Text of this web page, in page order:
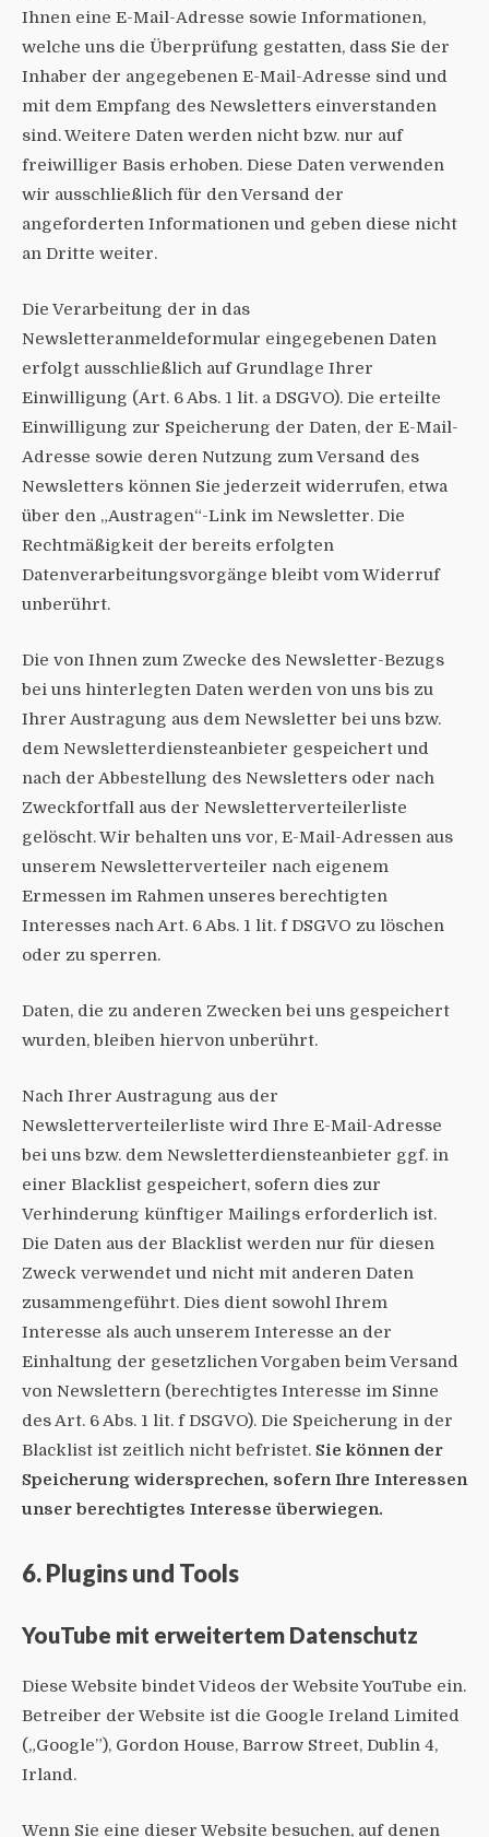
Ihnen eine E-Mail-Adresse sowie Informationen,
welche uns die Überprüfung gestatten, dass Sie der
Inhaber der angegebenen E-Mail-Adresse sind und
mit dem Empfang des Newsletters einverstanden
sind. Weitere Daten werden nicht bzw. nur auf
freiwilliger Basis erhoben. Diese Daten verwenden
wir ausschließlich für den Versand der
angeforderten Informationen und geben diese nicht
an Dritte weiter.
Die Verarbeitung der in das
Newsletteranmeldeformular eingegebenen Daten
erfolgt ausschließlich auf Grundlage Ihrer
Einwilligung (Art. 6 Abs. 1 lit. a DSGVO). Die erteilte
Einwilligung zur Speicherung der Daten, der E-Mail-
Adresse sowie deren Nutzung zum Versand des
Newsletters können Sie jederzeit widerrufen, etwa
über den „Austragen“-Link im Newsletter. Die
Rechtmäßigkeit der bereits erfolgten
Datenverarbeitungsvorgänge bleibt vom Widerruf
unberührt.
Die von Ihnen zum Zwecke des Newsletter-Bezugs
bei uns hinterlegten Daten werden von uns bis zu
Ihrer Austragung aus dem Newsletter bei uns bzw.
dem Newsletterdiensteanbieter gespeichert und
nach der Abbestellung des Newsletters oder nach
Zweckfortfall aus der Newsletterverteilerliste
gelöscht. Wir behalten uns vor, E-Mail-Adressen aus
unserem Newsletterverteiler nach eigenem
Ermessen im Rahmen unseres berechtigten
Interesses nach Art. 6 Abs. 1 lit. f DSGVO zu löschen
oder zu sperren.
Daten, die zu anderen Zwecken bei uns gespeichert
wurden, bleiben hiervon unberührt.
Nach Ihrer Austragung aus der
Newsletterverteilerliste wird Ihre E-Mail-Adresse
bei uns bzw. dem Newsletterdiensteanbieter ggf. in
einer Blacklist gespeichert, sofern dies zur
Verhinderung künftiger Mailings erforderlich ist.
Die Daten aus der Blacklist werden nur für diesen
Zweck verwendet und nicht mit anderen Daten
zusammengeführt. Dies dient sowohl Ihrem
Interesse als auch unserem Interesse an der
Einhaltung der gesetzlichen Vorgaben beim Versand
von Newslettern (berechtigtes Interesse im Sinne
des Art. 6 Abs. 1 lit. f DSGVO). Die Speicherung in der
Blacklist ist zeitlich nicht befristet. Sie können der
Speicherung widersprechen, sofern Ihre Interessen
unser berechtigtes Interesse überwiegen.
6. Plugins und Tools
YouTube mit erweitertem Datenschutz
Diese Website bindet Videos der Website YouTube ein.
Betreiber der Website ist die Google Ireland Limited
(„Google”), Gordon House, Barrow Street, Dublin 4,
Irland.
Wenn Sie eine dieser Website besuchen, auf denen